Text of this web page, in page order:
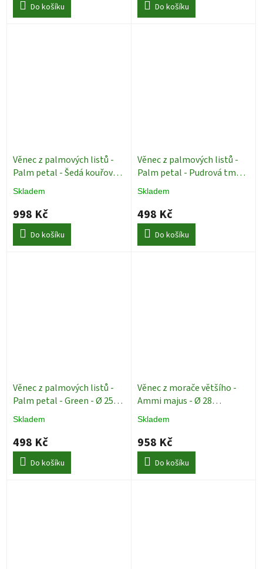
Do košíku Do košíku
Věnec z palmových listů -
Palm petal - Šedá kouřová -
Ø 40 cm
Skladem
998 Kč
Do košíku
Věnec z palmových listů -
Palm petal - Pudrová tmavá
- Ø 25 cm
Skladem
498 Kč
Do košíku
Věnec z palmových listů -
Palm petal - Green - Ø 25
cm Dekorace
Skladem
498 Kč
Do košíku
Věnec z morače většího -
Ammi majus - Ø 28
Dekorace
Skladem
958 Kč
Do košíku